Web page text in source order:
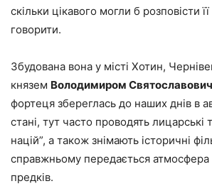
скільки цікавого могли б розповісти
говорити.
Збудована вона у місті Хотин,
князем Володимиром
фортеця збереглась до наших днів в
стані, тут часто проводять лицарські
націй”, а також знімають історичні
справжньому передається атмосфера
предків.